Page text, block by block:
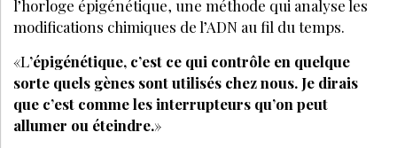
l’horloge épigénétique, une méthode qui analyse les
modifications chimiques de l’ADN au fil du temps.
«L’épigénétique, c’est ce qui contrôle en quelque
sorte quels gènes sont utilisés chez nous. Je dirais
que c’est comme les interrupteurs qu’on peut
allumer ou éteindre.»